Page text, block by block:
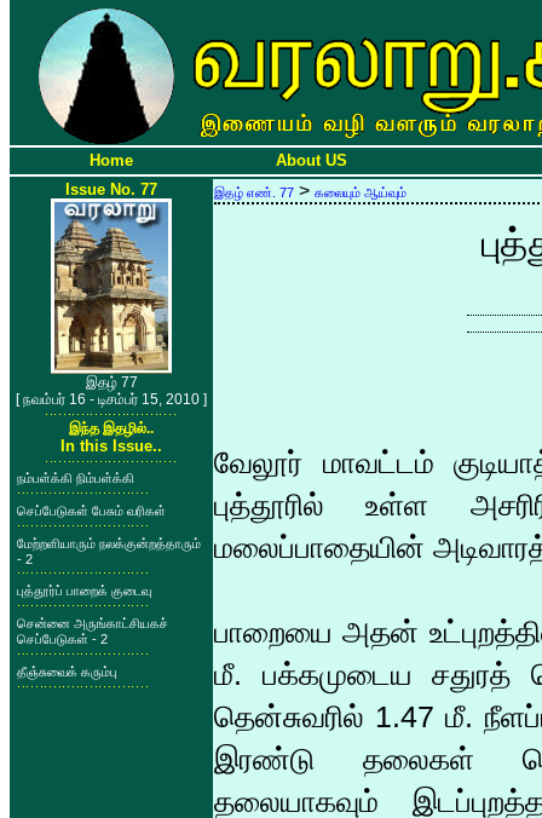
Home
About US
Issue No. 77
இதழ் 77
[ நவம்பர் 16 - டிசம்பர் 15, 2010 ]
இந்த இதழில்..
In this Issue..
நம்பள்க்கி நிம்பள்க்கி
செப்பேடுகள் பேசும் வரிகள்
மேற்றளியாரும் நலக்குன்றத்தாரும்
- 2
புத்தூர்ப் பாறைக் குடைவு
சென்னை அருங்காட்சியகச்
செப்பேடுகள் - 2
தீஞ்சுவைக் கரும்பு
இதழ் எண். 77 > கலையும் ஆய்வும்
வேலூர் மாவட்டம்
புத்தூரில் உள்ள
மலைப்பாதையின்
பாறையை அதன்
மீ. பக்கமுடைய சதுரத்
தென்சுவரில் 1.47 மீ.
இரண்டு தலைகள்
தலையாகவும்